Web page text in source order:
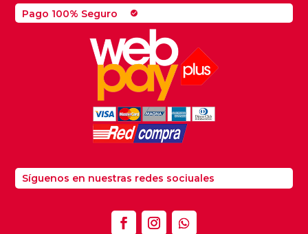
Pago 100% Seguro check_circle
Síguenos en nuestras redes sociuales